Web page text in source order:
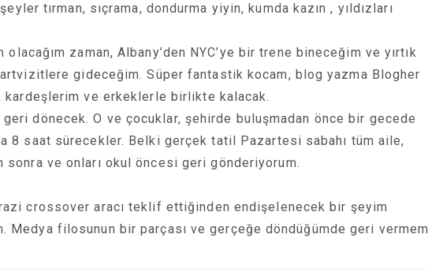
tırman, sıçrama, dondurma yiyin, kumda kazın , yıldızları
zaman, Albany’den NYC’ye bir trene bineceğim ve yırtık
gideceğim. Süper fantastik kocam, blog yazma Blogher
kardeşlerim ve erkeklerle birlikte kalacak.
dönecek. O ve çocuklar, şehirde buluşmadan önce bir gecede
8 saat sürecekler. Belki gerçek tatil Pazartesi sabahı tüm aile,
ve onları okul öncesi geri gönderiyorum.
crossover aracı teklif ettiğinden endişelenecek bir şeyim
Medya filosunun bir parçası ve gerçeğe döndüğümde geri vermem